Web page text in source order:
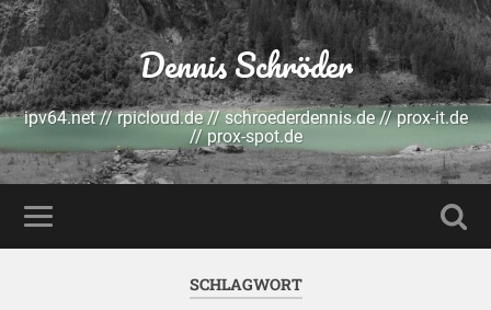
Dennis Schröder
ipv64.net // rpicloud.de // schroederdennis.de // prox-it.de
// prox-spot.de
SCHLAGWORT